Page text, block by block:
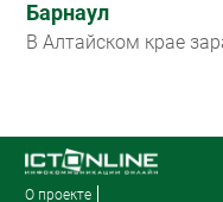
Барнаул
В Алтайском крае
О проекте